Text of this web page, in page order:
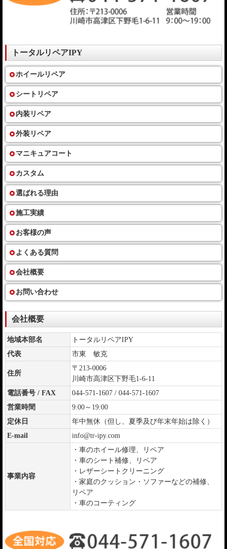
トータルリペアIPY
ホイールリペア
シートリペア
内装リペア
外装リペア
マニキュアコート
カスタム
選ばれる理由
施工実績
お客様の声
よくある質問
会社概要
お問い合わせ
会社概要
地域本部名
トータルリペアIPY
代表
市東 敏克
住所
〒213-0006
川崎市高津区下野毛1-6-11
電話番号 / FAX
044-571-1607 / 044-571-1607
営業時間
9:00～19:00
定休日
年中無休（但し、夏季及び年末年始は除く）
E-mail
info@tr-ipy.com
事業内容
・車のホイール修理、リペア
・車のシート補修、リペア
・レザーシートクリーニング
・家庭のクッション・ソファーなどの補修、
リペア
・車のコーティング